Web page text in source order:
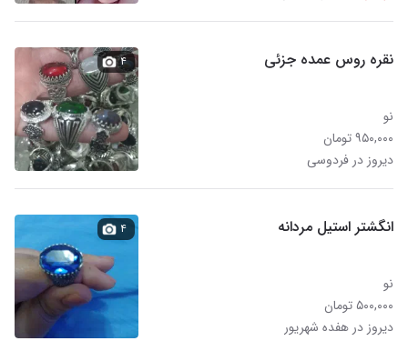
نقره روس عمده جزئی
نو
۹۵۰,۰۰۰ تومان
دیروز در فردوسی
۴
انگشتر استیل مردانه
نو
۵۰۰,۰۰۰ تومان
دیروز در هفده شهریور
۴